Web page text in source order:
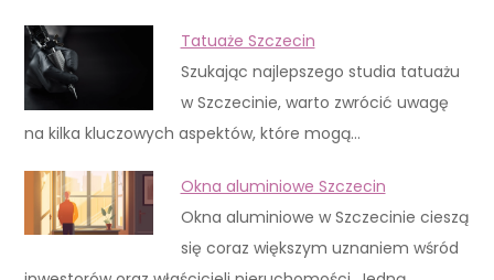
Tatuaże Szczecin
Szukając najlepszego studia tatuażu
w Szczecinie, warto zwrócić uwagę
na kilka kluczowych aspektów, które mogą…
Okna aluminiowe Szczecin
Okna aluminiowe w Szczecinie cieszą
się coraz większym uznaniem wśród